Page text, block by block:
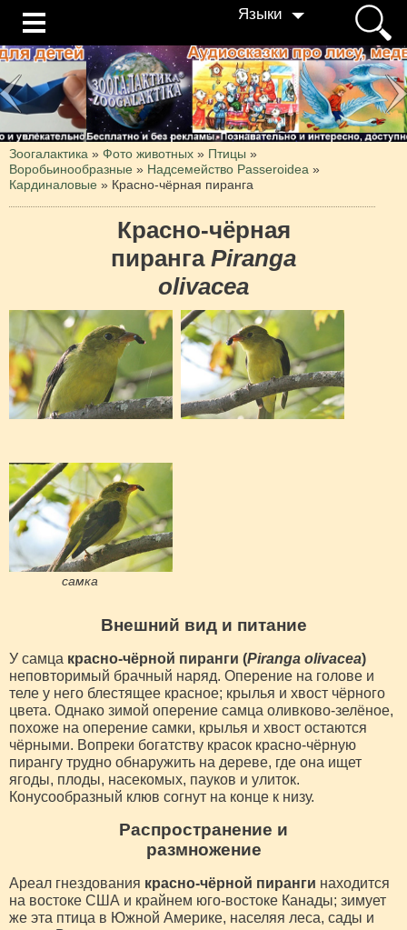
Языки
Зоогалактика » Фото животных » Птицы »
Воробьинообразные » Надсемейство Passeroidea »
Кардиналовые » Красно-чёрная пиранга
Красно-чёрная
пиранга Piranga
olivacea
самка
Внешний вид и питание
У самца красно-чёрной пиранги (Piranga olivacea)
неповторимый брачный наряд. Оперение на голове и
теле у него блестящее красное; крылья и хвост чёрного
цвета. Однако зимой оперение самца оливково-зелёное,
похоже на оперение самки, крылья и хвост остаются
чёрными. Вопреки богатству красок красно-чёрную
пирангу трудно обнаружить на дереве, где она ищет
ягоды, плоды, насекомых, пауков и улиток.
Конусообразный клюв согнут на конце к низу.
Распространение и
размножение
Ареал гнездования красно-чёрной пиранги находится
на востоке США и крайнем юго-востоке Канады; зимует
же эта птица в Южной Америке, населяя леса, сады и